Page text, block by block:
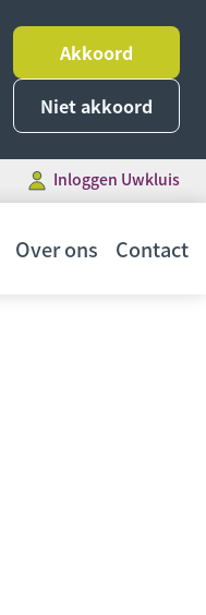
Akkoord
Niet akkoord
Inloggen Uwkluis
Over ons Contact